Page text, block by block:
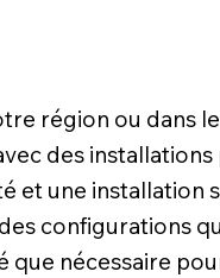
région ou dans
des
et une installation
configurations
que nécessaire